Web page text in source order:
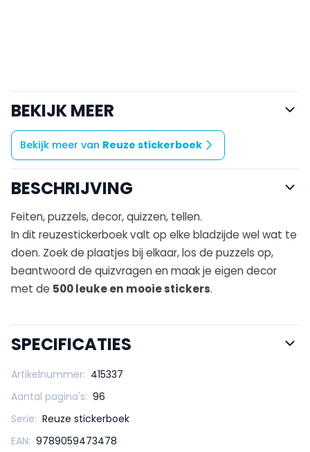
BEKIJK MEER
Bekijk meer van Reuze stickerboek
BESCHRIJVING
Feiten, puzzels, decor, quizzen, tellen.
In dit reuzestickerboek valt op elke bladzijde wel wat te
doen. Zoek de plaatjes bij elkaar, los de puzzels op,
beantwoord de quizvragen en maak je eigen decor
met de 500 leuke en mooie stickers.
SPECIFICATIES
Artikelnummer: 415337
Aantal pagina's: 96
Serie: Reuze stickerboek
EAN: 9789059473478